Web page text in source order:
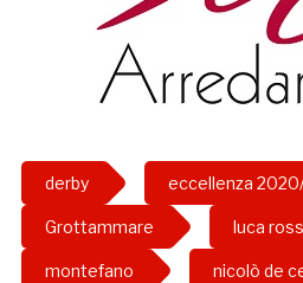
derby eccellenza
Grottammare luca
montefano nicolò de